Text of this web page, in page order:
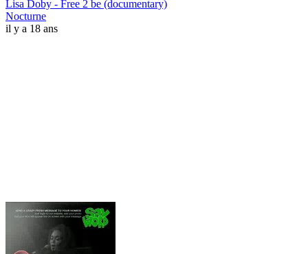
Lisa Doby - Free 2 be (documentary)
Nocturne
il y a 18 ans